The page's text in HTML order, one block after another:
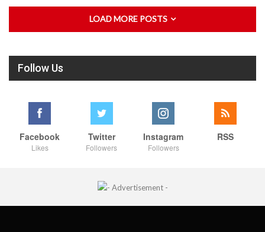
LOAD MORE POSTS
Follow Us
Facebook
Likes
Twitter
Followers
Instagram
Followers
RSS